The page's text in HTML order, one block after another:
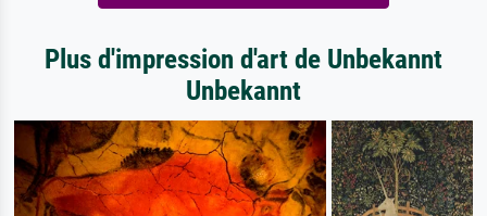
Plus d'impression d'art de Unbekannt
Unbekannt